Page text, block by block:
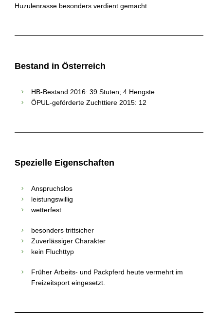
Huzulenrasse besonders verdient gemacht.
Bestand in Österreich
HB-Bestand 2016: 39 Stuten; 4 Hengste
ÖPUL-geförderte Zuchttiere 2015: 12
Spezielle Eigenschaften
Anspruchslos
leistungswillig
wetterfest
besonders trittsicher
Zuverlässiger Charakter
kein Fluchttyp
Früher Arbeits- und Packpferd heute vermehrt im
Freizeitsport eingesetzt.